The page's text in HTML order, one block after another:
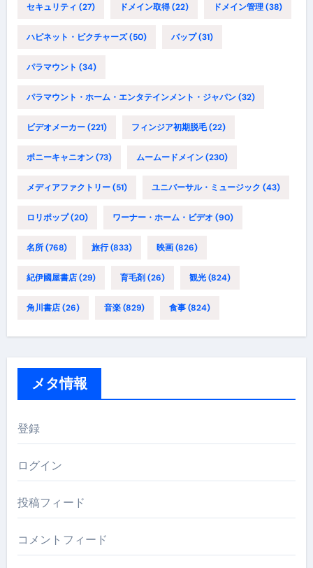
セキュリティ (27) ドメイン取得(22) ドメイン管理(38)
ハピネット・ピクチャーズ(50) バップ(31)
パラマウント (34)
パラマウント・ホーム・エンタテインメント・ジャパン(32)
ビデオメーカー(221) フィンジア初期脱毛(22)
ポニーキャニオン(73) ムームードメイン(230)
メディアファクトリー(51) ユニバーサル・ミュージック (43)
ロリポップ(20) ワーナー・ホーム・ビデオ (90)
名所(768) 旅行(833) 映画(826)
紀伊國屋書店(29) 育毛剤(26) 観光(824)
角川書店(26) 音楽(829) 食事(824)
メタ情報
登録
ログイン
投稿フィード
コメントフィード